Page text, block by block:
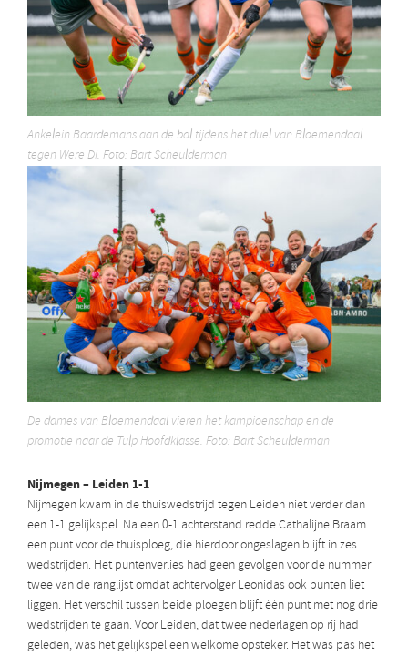
Ankelein Baardemans aan de bal tijdens het duel van Bloemendaal
tegen Were Di. Foto: Bart Scheulderman
De dames van Bloemendaal vieren het kampioenschap en de
promotie naar de Tulp Hoofdklasse. Foto: Bart Scheulderman
Nijmegen – Leiden 1-1
Nijmegen kwam in de thuiswedstrijd tegen Leiden niet verder dan
een 1-1 gelijkspel. Na een 0-1 achterstand redde Cathalijne Braam
een punt voor de thuisploeg, die hierdoor ongeslagen blijft in zes
wedstrijden. Het puntenverlies had geen gevolgen voor de nummer
twee van de ranglijst omdat achtervolger Leonidas ook punten liet
liggen. Het verschil tussen beide ploegen blijft één punt met nog drie
wedstrijden te gaan. Voor Leiden, dat twee nederlagen op rij had
geleden, was het gelijkspel een welkome opsteker. Het was pas het